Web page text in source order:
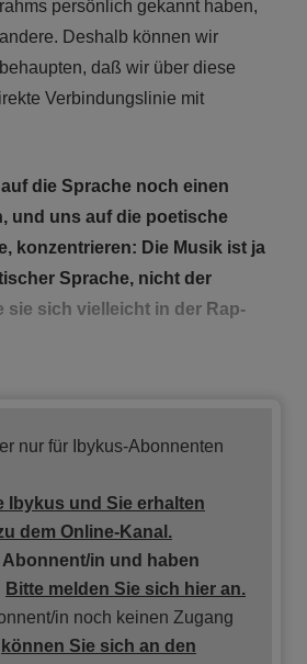
persönlich gekannt haben,
Deshalb können wir
daß wir über diese
Verbindungslinie mit
die Sprache noch einen
und uns auf die poetische
konzentrieren: Die Musik ist ja
Sprache, nicht der
sie sich vielleicht in der Rap-
nur für Ibykus-Abonnenten
Ibykus und Sie erhalten
dem Online-Kanal.
in und haben
Bitte melden Sie sich hier an.
in noch keinen Zugang
können Sie sich an den